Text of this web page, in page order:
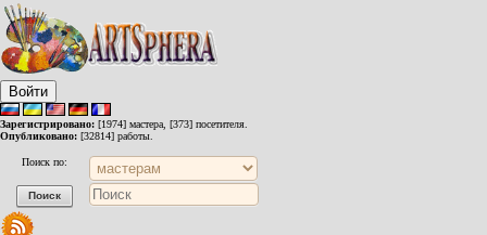
Войти
Зарегистрировано: [1974] мастера, [373] посетителя.
Опубликовано: [32814] работы.
Поиск по: